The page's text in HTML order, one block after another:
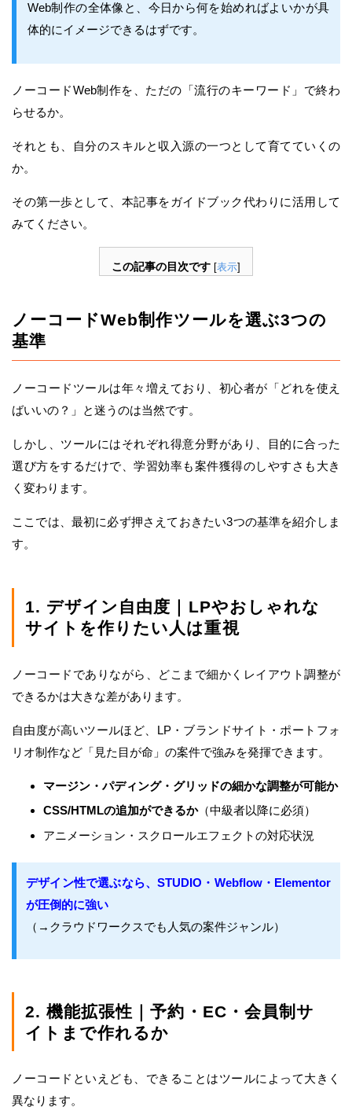
Web制作の全体像と、今日から何を始めればよいかが具
体的にイメージできるはずです。
ノーコードWeb制作を、ただの「流行のキーワード」で終わ
らせるか。
それとも、自分のスキルと収入源の一つとして育てていくの
か。
その第一歩として、本記事をガイドブック代わりに活用して
みてください。
この記事の目次です [表示]
ノーコードWeb制作ツールを選ぶ3つの
基準
ノーコードツールは年々増えており、初心者が「どれを使え
ばいいの？」と迷うのは当然です。
しかし、ツールにはそれぞれ得意分野があり、目的に合った
選び方をするだけで、学習効率も案件獲得のしやすさも大き
く変わります。
ここでは、最初に必ず押さえておきたい3つの基準を紹介しま
す。
1. デザイン自由度｜LPやおしゃれな
サイトを作りたい人は重視
ノーコードでありながら、どこまで細かくレイアウト調整が
できるかは大きな差があります。
自由度が高いツールほど、LP・ブランドサイト・ポートフォ
リオ制作など「見た目が命」の案件で強みを発揮できます。
マージン・パディング・グリッドの細かな調整が可能か
CSS/HTMLの追加ができるか（中級者以降に必須）
アニメーション・スクロールエフェクトの対応状況
デザイン性で選ぶなら、STUDIO・Webflow・Elementor
が圧倒的に強い
（→クラウドワークスでも人気の案件ジャンル）
2. 機能拡張性｜予約・EC・会員制サ
イトまで作れるか
ノーコードといえども、できることはツールによって大きく
異なります。